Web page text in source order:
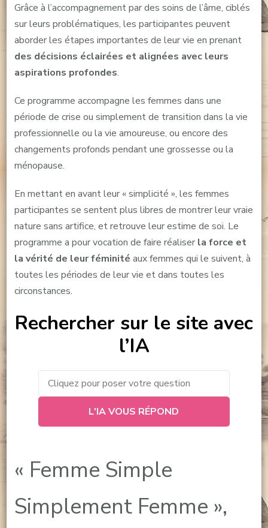
Grâce à l’accompagnement par des soins de l’âme, ciblés
sur leurs problématiques, les participantes peuvent
aborder les étapes importantes de leur vie en prenant
des décisions éclairées et alignées avec leurs
aspirations profondes.
Ce programme accompagne les femmes dans une
période de crise ou simplement de transition dans la vie
professionnelle ou la vie amoureuse, ou encore des
changements profonds pendant une grossesse ou la
ménopause.
En mettant en avant leur « simplicité », les femmes
participantes se sentent plus libres de montrer leur vraie
nature sans artifice, et retrouve leur estime de soi. Le
programme a pour vocation de faire réaliser la force et
la vérité de leur féminité aux femmes qui le suivent, à
toutes les périodes de leur vie et dans toutes les
circonstances.
Rechercher sur le site avec
l’IA
L'IA VOUS RÉPOND
« Femme Simple
Simplement Femme »,